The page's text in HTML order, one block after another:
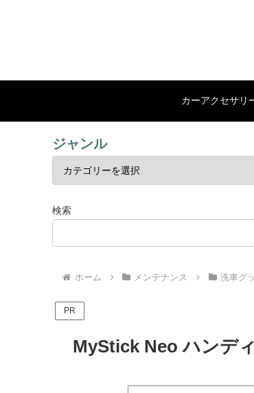
カーアクセサリ
ジャンル
検索
ホーム メンテナンス 洗車グ
PR
MyStick Neo ハンデ